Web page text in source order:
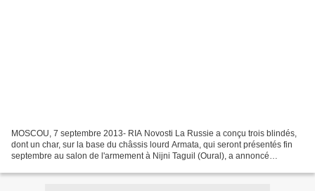
MOSCOU, 7 septembre 2013- RIA Novosti La Russie a conçu trois blindés,
dont un char, sur la base du châssis lourd Armata, qui seront présentés fin
septembre au salon de l'armement à Nijni Taguil (Oural), a annoncé